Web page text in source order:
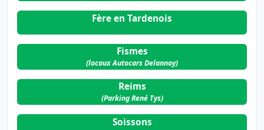
Fère en Tardenois
Fismes
(locaux Autocars Delannoy)
Reims
(Parking René Tys)
Soissons